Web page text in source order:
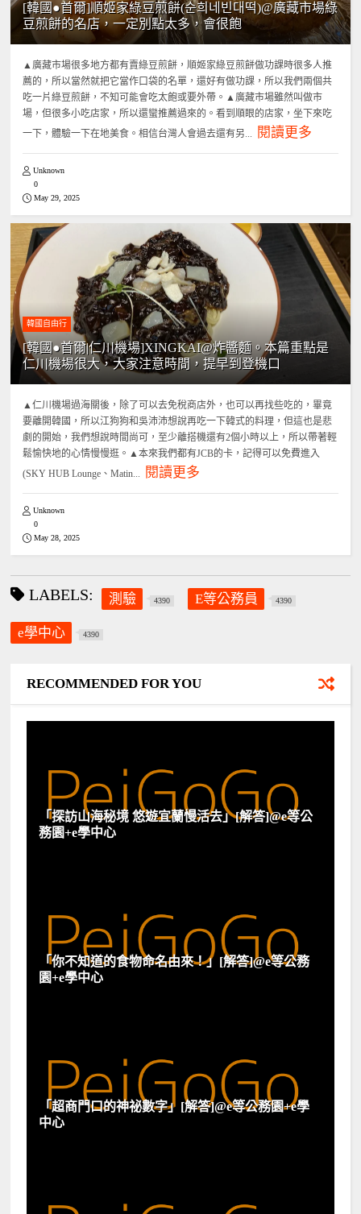
[韓國●首爾]順姬家綠豆煎餅(순희네빈대떡)@廣藏市場綠
豆煎餅的名店，一定別點太多，會很飽
▲廣藏市場很多地方都有賣綠豆煎餅，順姬家綠豆煎餅做功課時很多人推
薦的，所以當然就把它當作口袋的名單，還好有做功課，所以我們兩個共
吃一片綠豆煎餅，不知可能會吃太飽或要外帶。▲廣藏市場雖然叫做市
場，但很多小吃店家，所以還蠻推薦過來的。看到順眼的店家，坐下來吃
一下，體驗一下在地美食。相信台灣人會過去還有另...
閱讀更多
Unknown
0
May 29, 2025
韓國自由行
[韓國●首爾|仁川機場]XINGKAI@炸醬麵。本篇重點是
仁川機場很大，大家注意時間，提早到登機口
▲仁川機場過海關後，除了可以去免稅商店外，也可以再找些吃的，畢竟
要離開韓國，所以江狗狗和吳沛沛想說再吃一下韓式的料理，但這也是悲
劇的開始，我們想說時間尚可，至少離搭機還有2個小時以上，所以帶著輕
鬆愉快地的心情慢慢逛。▲本來我們都有JCB的卡，記得可以免費進入
(SKY HUB Lounge、Matin...
閱讀更多
Unknown
0
May 28, 2025
LABELS: 測驗 4390 E等公務員 4390
e學中心 4390
RECOMMENDED FOR YOU
「探訪山海秘境 悠遊宜蘭慢活去」[解答]@e等公
務園+e學中心
「你不知道的食物命名由來！」[解答]@e等公務
園+e學中心
「超商門口的神祕數字」[解答]@e等公務園+e學
中心